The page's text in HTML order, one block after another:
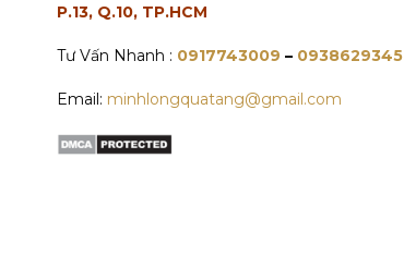
P.13, Q.10, TP.HCM
Tư Vấn Nhanh : 0917743009 – 0938629345
Email: minhlongquatang@gmail.com